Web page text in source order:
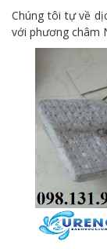
Chúng tôi tự về
với phương châm